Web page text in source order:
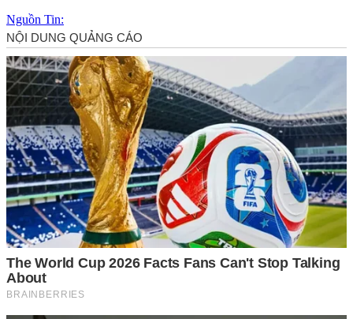
Nguồn Tin: